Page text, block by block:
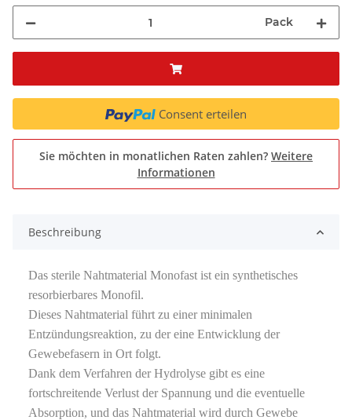
Pack
Consent erteilen
Sie möchten in monatlichen Raten zahlen? Weitere
Informationen
Beschreibung
Das sterile Nahtmaterial Monofast ist ein synthetisches
resorbierbares Monofil.
Dieses Nahtmaterial führt zu einer minimalen
Entzündungsreaktion, zu der eine Entwicklung der
Gewebefasern in Ort folgt.
Dank dem Verfahren der Hydrolyse gibt es eine
fortschreitende Verlust der Spannung und die eventuelle
Absorption, und das Nahtmaterial wird durch Gewebe